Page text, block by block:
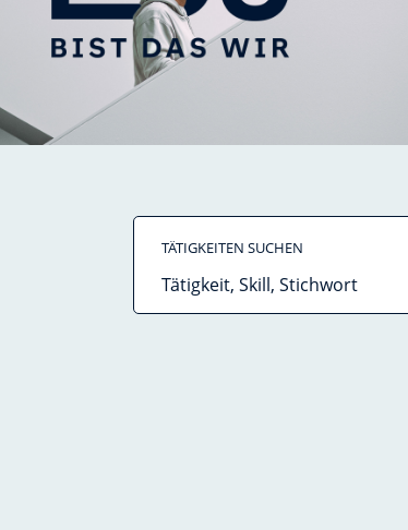
TÄTIGKEITEN SUCHEN
Tätigkeit,
Stichwort